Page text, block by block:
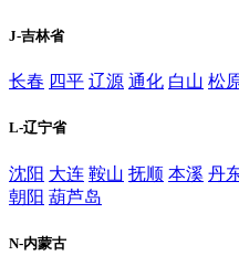
J-吉林省
长春 四平 辽源 通化 白山 松
L-辽宁省
沈阳 大连 鞍山 抚顺 本溪 丹
朝阳 葫芦岛
N-内蒙古